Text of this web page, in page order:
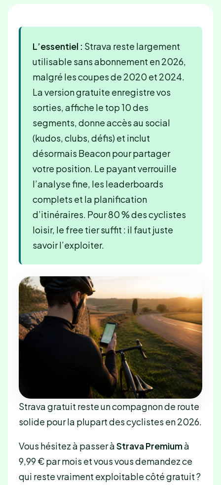
L’essentiel : Strava reste largement
utilisable sans abonnement en 2026,
malgré les coupes de 2020 et 2024.
La version gratuite enregistre vos
sorties, affiche le top 10 des
segments, donne accès au social
(kudos, clubs, défis) et inclut
désormais Beacon pour partager
votre position. Le payant verrouille
l’analyse fine, les leaderboards
complets et la planification
d’itinéraires. Pour 80 % des cyclistes
loisir, le free tier suffit : il faut juste
savoir l’exploiter.
Strava gratuit reste un compagnon de route
solide pour la plupart des cyclistes en 2026.
Vous hésitez à passer àStrava Premiumà
9,99 € par mois et vous vous demandez ce
qui reste vraiment exploitable côté gratuit ?